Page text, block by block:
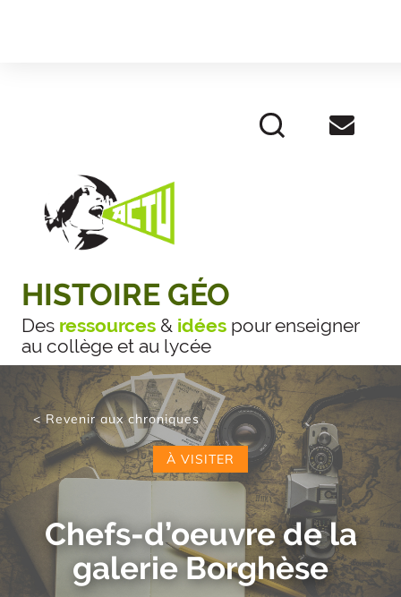
HISTOIRE GÉO
Des ressources& idéespour enseigner
au collège et au lycée
< Revenir aux chroniques
À VISITER
Chefs-d’oeuvre de la
galerie Borghèse